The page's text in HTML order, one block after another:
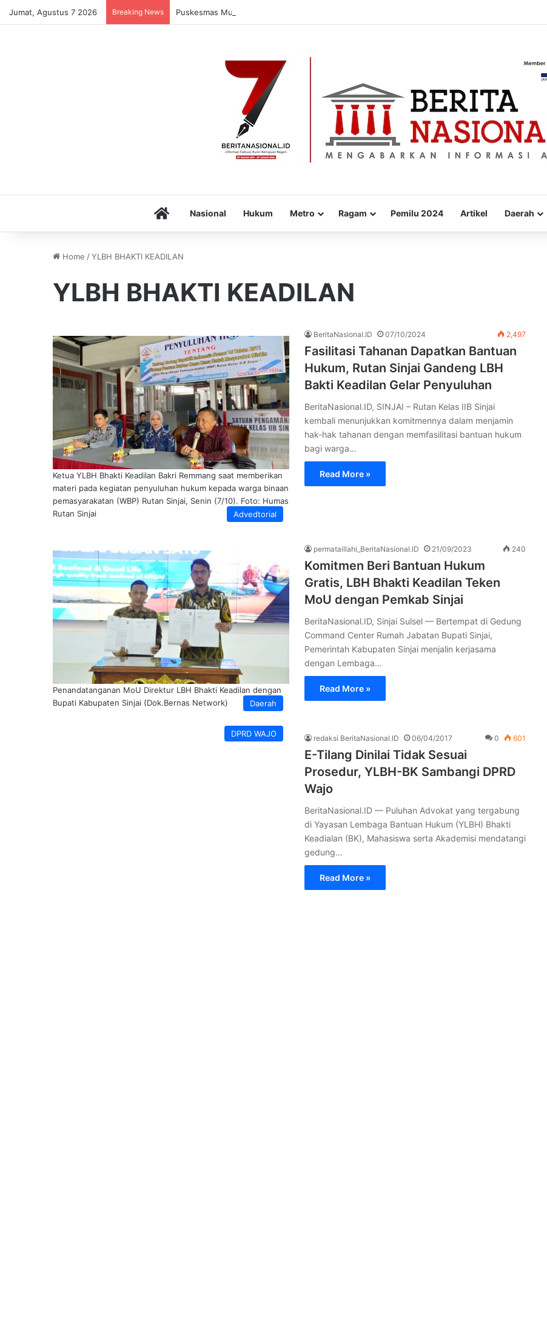
Jumat, Agustus 7 2026 Breaking News Puskesmas Munte Luncurkan “WARUNG PEKA”, Inovasi Peduli Kesehatan Jiwa hingga Pelosok Desa
HomeNasional Hukum Metro Ragam Pemilu 2024 Artikel Daerah
Home /YLBH BHAKTI KEADILAN
YLBH BHAKTI KEADILAN
Advedtorial
Ketua YLBH Bhakti Keadilan Bakri Remmang saat memberikan
materi pada kegiatan penyuluhan hukum kepada warga binaan
pemasyarakatan (WBP) Rutan Sinjai, Senin (7/10). Foto: Humas
Rutan Sinjai
BeritaNasional.ID 07/10/2024 2,497
Fasilitasi Tahanan Dapatkan Bantuan
Hukum, Rutan Sinjai Gandeng LBH
Bakti Keadilan Gelar Penyuluhan
BeritaNasional.ID, SINJAI – Rutan Kelas IIB Sinjai
kembali menunjukkan komitmennya dalam menjamin
hak-hak tahanan dengan memfasilitasi bantuan hukum
bagi warga…
Read More »
Daerah
Penandatanganan MoU Direktur LBH Bhakti Keadilan dengan
Bupati Kabupaten Sinjai (Dok.Bernas Network)
permataillahi_BeritaNasional.ID 21/09/2023 240
Komitmen Beri Bantuan Hukum
Gratis, LBH Bhakti Keadilan Teken
MoU dengan Pemkab Sinjai
BeritaNasional.ID, Sinjai Sulsel — Bertempat di Gedung
Command Center Rumah Jabatan Bupati Sinjai,
Pemerintah Kabupaten Sinjai menjalin kerjasama
dengan Lembaga…
Read More »
DPRD WAJO redaksi BeritaNasional.ID 06/04/2017 0 601
E-Tilang Dinilai Tidak Sesuai
Prosedur, YLBH-BK Sambangi DPRD
Wajo
BeritaNasional.ID — Puluhan Advokat yang tergabung
di Yayasan Lembaga Bantuan Hukum (YLBH) Bhakti
Keadialan (BK), Mahasiswa serta Akademisi mendatangi
gedung…
Read More »